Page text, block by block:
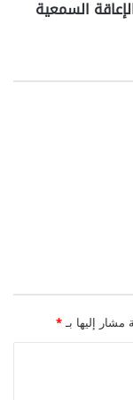
السمعية
مشار إليها بـ*